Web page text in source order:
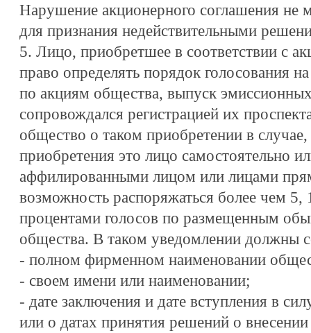
Нарушение акционерного соглашения не
для признания недействительными
5. Лицо, приобретшее в соответствии с
право определять порядок голосования
по акциям общества, выпуск
сопровождался регистрацией их
общество о таком приобретении в случае,
приобретения это лицо самостоятельно
аффилированными лицом или лицами
возможность распоряжаться более чем
процентами голосов по размещенным
общества. В таком уведомлении должны
- полном фирменном наименовании
- своем имени или наименовании;
- дате заключения и дате вступления в
или о датах принятия решений о